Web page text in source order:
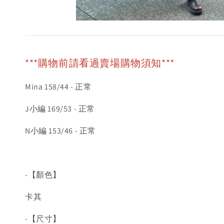
***購物前請看過賣場購物須知***
Mina 158/44 - 正常
J小編 169/53 - 正常
N小編 153/46 - 正常
-【顏色】
卡其
-【尺寸】